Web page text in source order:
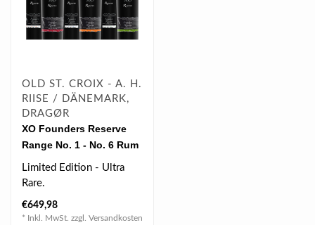
OLD ST. CROIX - A. H.
RIISE / DÄNEMARK,
DRAGØR
XO Founders Reserve
Range No. 1 - No. 6 Rum
Based Spirit (6x 0.7 l)
Limited Edition - Ultra
Rare.
€649,98
* Inkl. MwSt. zzgl. Versandkosten